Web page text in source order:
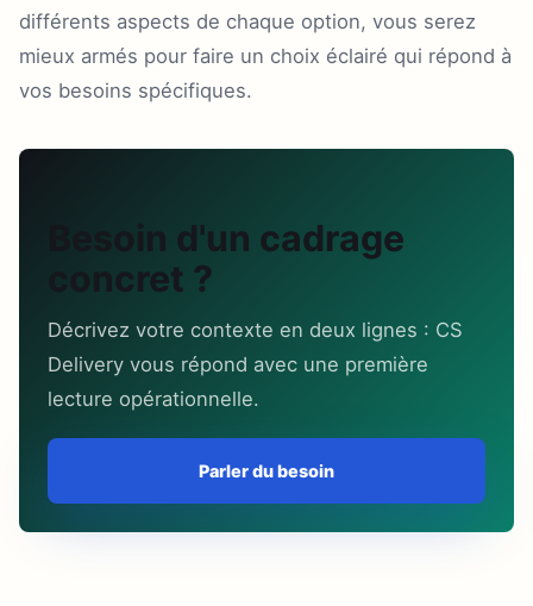
différents aspects de chaque option, vous serez
mieux armés pour faire un choix éclairé qui répond à
vos besoins spécifiques.
Besoin d'un cadrage
concret ?
Décrivez votre contexte en deux lignes : CS
Delivery vous répond avec une première
lecture opérationnelle.
Parler du besoin